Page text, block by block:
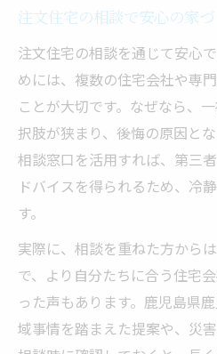
注文住宅の相談で安心の家
注文住宅の相談を通じて安心
めには、複数の住宅会社や専
ことが大切です。なぜなら、
択肢が狭まり、後悔の原因と
相談窓口を活用すれば、第三
ドバイスを得られるため、冷
す。
実際に、相談を重ねた方から
で、より自分たちに合う住宅
った声もあります。鹿児島県
域事情を踏まえた提案や、災